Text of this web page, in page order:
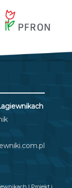
| Projekt i